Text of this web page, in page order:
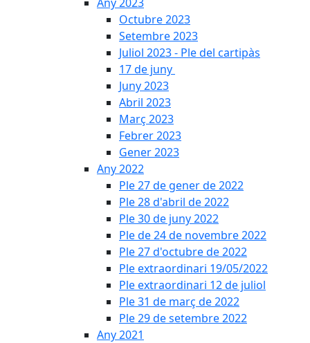
Octubre 2023
Setembre 2023
Juliol 2023 - Ple del cartipàs
17 de juny
Juny 2023
Abril 2023
Març 2023
Febrer 2023
Gener 2023
Any 2022
Ple 27 de gener de 2022
Ple 28 d'abril de 2022
Ple 30 de juny 2022
Ple de 24 de novembre 2022
Ple 27 d'octubre de 2022
Ple extraordinari 19/05/2022
Ple extraordinari 12 de juliol
Ple 31 de març de 2022
Ple 29 de setembre 2022
Any 2021